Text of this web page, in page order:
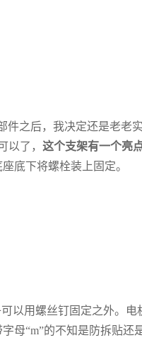
件之后，我决定还是老老
以了， 这个支架有一个亮
底下将螺栓装上固定。
以用螺丝钉固定之外。电
母“m”的不知是防拆贴还